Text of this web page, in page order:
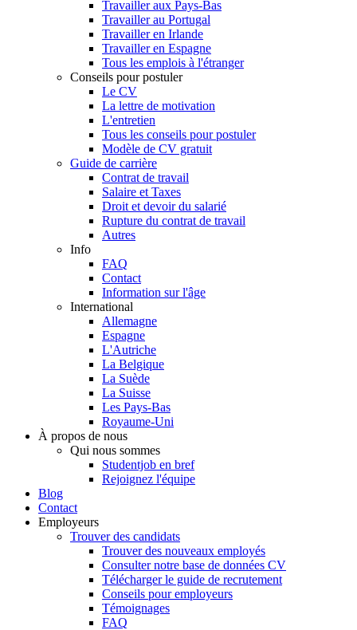
Travailler aux Pays-Bas
Travailler au Portugal
Travailler en Irlande
Travailler en Espagne
Tous les emplois à l'étranger
Conseils pour postuler
Le CV
La lettre de motivation
L'entretien
Tous les conseils pour postuler
Modèle de CV gratuit
Guide de carrière
Contrat de travail
Salaire et Taxes
Droit et devoir du salarié
Rupture du contrat de travail
Autres
Info
FAQ
Contact
Information sur l'âge
International
Allemagne
Espagne
L'Autriche
La Belgique
La Suède
La Suisse
Les Pays-Bas
Royaume-Uni
À propos de nous
Qui nous sommes
Studentjob en bref
Rejoignez l'équipe
Blog
Contact
Employeurs
Trouver des candidats
Trouver des nouveaux employés
Consulter notre base de données CV
Télécharger le guide de recrutement
Conseils pour employeurs
Témoignages
FAQ